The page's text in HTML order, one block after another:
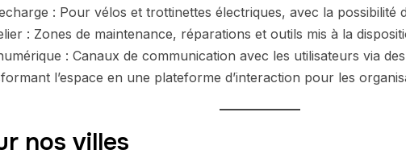
: Pour vélos et trottinettes électriques, avec la possibilité
: Zones de maintenance, réparations et outils mis à la
: Canaux de communication avec les utilisateurs via
l’espace en une plateforme d’interaction pour les
nos villes